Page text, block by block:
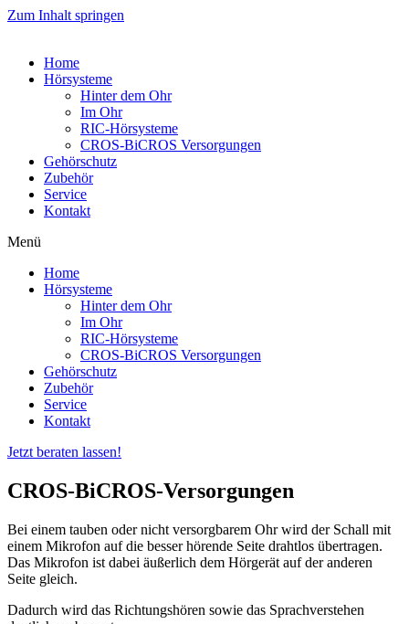
Zum Inhalt springen
Home
Hörsysteme
Hinter dem Ohr
Im Ohr
RIC-Hörsysteme
CROS-BiCROS Versorgungen
Gehörschutz
Zubehör
Service
Kontakt
Menü
Home
Hörsysteme
Hinter dem Ohr
Im Ohr
RIC-Hörsysteme
CROS-BiCROS Versorgungen
Gehörschutz
Zubehör
Service
Kontakt
Jetzt beraten lassen!
CROS-BiCROS-Versorgungen
Bei einem tauben oder nicht versorgbarem Ohr wird der Schall mit
einem Mikrofon auf die besser hörende Seite drahtlos übertragen.
Das Mikrofon ist dabei äußerlich dem Hörgerät auf der anderen
Seite gleich.
Dadurch wird das Richtungshören sowie das Sprachverstehen